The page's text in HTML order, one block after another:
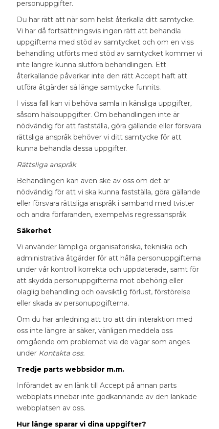
personuppgifter.
Du har rätt att när som helst återkalla ditt samtycke.
Vi har då fortsättningsvis ingen rätt att behandla
uppgifterna med stöd av samtycket och om en viss
behandling utförts med stöd av samtycket kommer vi
inte längre kunna slutföra behandlingen. Ett
återkallande påverkar inte den rätt Accept haft att
utföra åtgärder så länge samtycke funnits.
I vissa fall kan vi behöva samla in känsliga uppgifter,
såsom hälsouppgifter. Om behandlingen inte är
nödvändig för att fastställa, göra gällande eller försvara
rättsliga anspråk behöver vi ditt samtycke för att
kunna behandla dessa uppgifter.
Rättsliga anspråk
Behandlingen kan även ske av oss om det är
nödvändig för att vi ska kunna fastställa, göra gällande
eller försvara rättsliga anspråk i samband med tvister
och andra förfaranden, exempelvis regressanspråk.
Säkerhet
Vi använder lämpliga organisatoriska, tekniska och
administrativa åtgärder för att hålla personuppgifterna
under vår kontroll korrekta och uppdaterade, samt för
att skydda personuppgifterna mot obehörig eller
olaglig behandling och oavsiktlig förlust, förstörelse
eller skada av personuppgifterna.
Om du har anledning att tro att din interaktion med
oss inte längre är säker, vänligen meddela oss
omgående om problemet via de vägar som anges
under Kontakta oss.
Tredje parts webbsidor m.m.
Införandet av en länk till Accept på annan parts
webbplats innebär inte godkännande av den länkade
webbplatsen av oss.
Hur länge sparar vi dina uppgifter?